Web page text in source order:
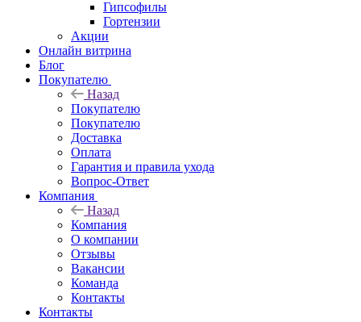
Гипсофилы
Гортензии
Акции
Онлайн витрина
Блог
Покупателю
Назад
Покупателю
Покупателю
Доставка
Оплата
Гарантия и правила ухода
Вопрос-Ответ
Компания
Назад
Компания
О компании
Отзывы
Вакансии
Команда
Контакты
Контакты